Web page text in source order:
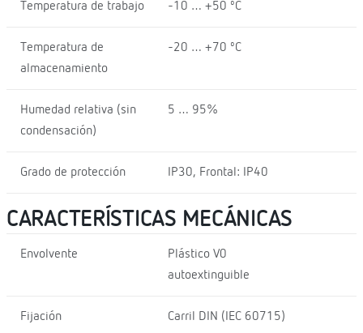
Temperatura de trabajo -10 … +50 ºC
Temperatura de
almacenamiento
-20 … +70 ºC
Humedad relativa (sin
condensación)
5 … 95%
Grado de protección IP30, Frontal: IP40
CARACTERÍSTICAS MECÁNICAS
Envolvente
Plástico V0
autoextinguible
Fijación Carril DIN (IEC 60715)